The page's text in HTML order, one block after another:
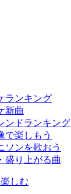
ランキング
新曲
ンドランキング
で楽しもう
ソンを歌おう
盛り上がる曲
しむ